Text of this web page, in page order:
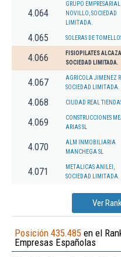
4.064
GRUPO EMPRESARIAL
NOVILLO, SOCIEDAD
LIMITADA.
4.065 SOLERAS DE
4.066
FISIOPILATES
SOCIEDAD LIMITADA.
4.067
AGRICOLA JIMENEZ
SOCIEDAD LIMITADA.
4.068 CIUDAD REAL
4.069
CONSTRUCCIONES
ARIAS SL
4.070
ALM INMOBILIARIA
MANCHEGA SL
4.071
METALICAS ANILEI,
SOCIEDAD LIMITADA.
Ver
Posición 435.485 en el
Empresas Españolas